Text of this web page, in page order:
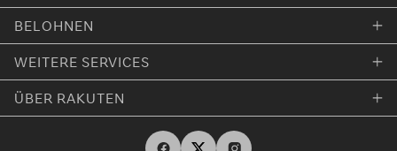
BELOHNEN
WEITERE SERVICES
ÜBER RAKUTEN